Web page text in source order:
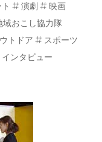
演劇
映画
域おこし協力隊
トドア
スポーツ
インタビュー